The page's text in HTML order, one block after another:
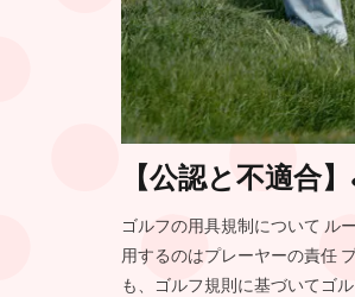
【公認と不適合
ゴルフの用具規制について ル
用するのはプレーヤーの責任
も、ゴルフ規則に基づいてゴ